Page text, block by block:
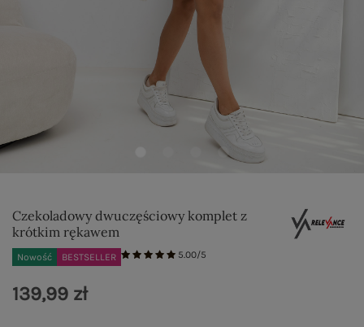
Czekoladowy dwuczęściowy komplet z
krótkim rękawem
Nowość BESTSELLER 5.00/5
139,99 zł